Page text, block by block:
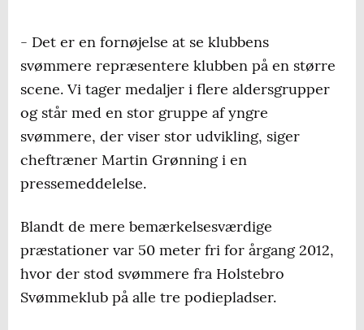
- Det er en fornøjelse at se klubbens
svømmere repræsentere klubben på en større
scene. Vi tager medaljer i flere aldersgrupper
og står med en stor gruppe af yngre
svømmere, der viser stor udvikling, siger
cheftræner Martin Grønning i en
pressemeddelelse.
Blandt de mere bemærkelsesværdige
præstationer var 50 meter fri for årgang 2012,
hvor der stod svømmere fra Holstebro
Svømmeklub på alle tre podiepladser.